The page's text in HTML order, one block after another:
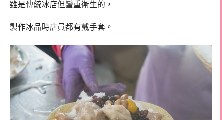
雖是傳統冰店但蠻重衛生的，
製作冰品時店員都有戴手套。